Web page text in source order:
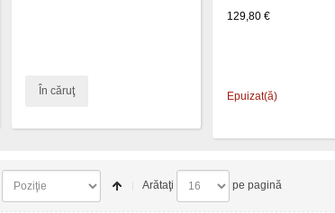
În căruţ
129,80 €
Epuizat(ă)
Arătaţi pe pagină